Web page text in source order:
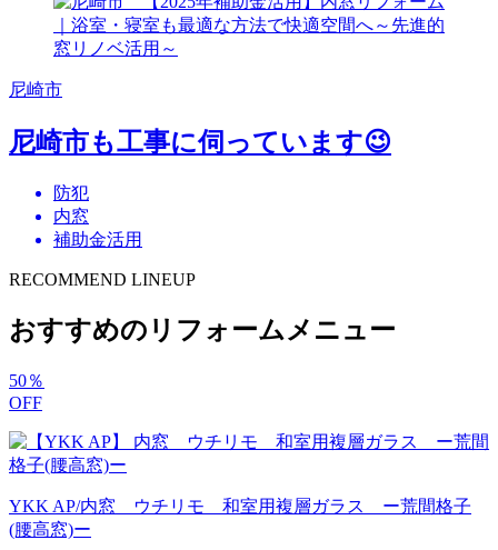
尼崎市
尼崎市も工事に伺っています😉
防犯
内窓
補助金活用
RECOMMEND LINEUP
おすすめのリフォームメニュー
50％
OFF
YKK AP/内窓 ウチリモ 和室用複層ガラス ー荒間格子
(腰高窓)ー